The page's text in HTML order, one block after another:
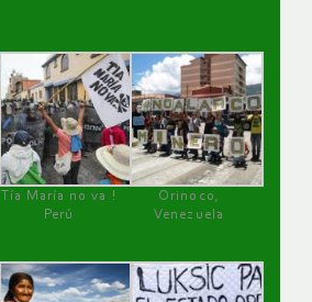
Tía María no va !
Perú
Orinoco,
Venezuela